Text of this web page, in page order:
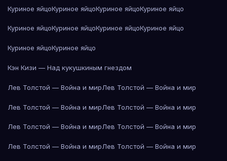
Куриное яйцоКуриное яйцоКуриное яйцоКуриное яйцо
Куриное яйцоКуриное яйцоКуриное яйцоКуриное яйцо
Куриное яйцоКуриное яйцо
Кэн Кизи — Над кукушкиным гнездом
Лев Толстой — Война и мирЛев Толстой — Война и мир
Лев Толстой — Война и мирЛев Толстой — Война и мир
Лев Толстой — Война и мирЛев Толстой — Война и мир
Лев Толстой — Война и мирЛев Толстой — Война и мир